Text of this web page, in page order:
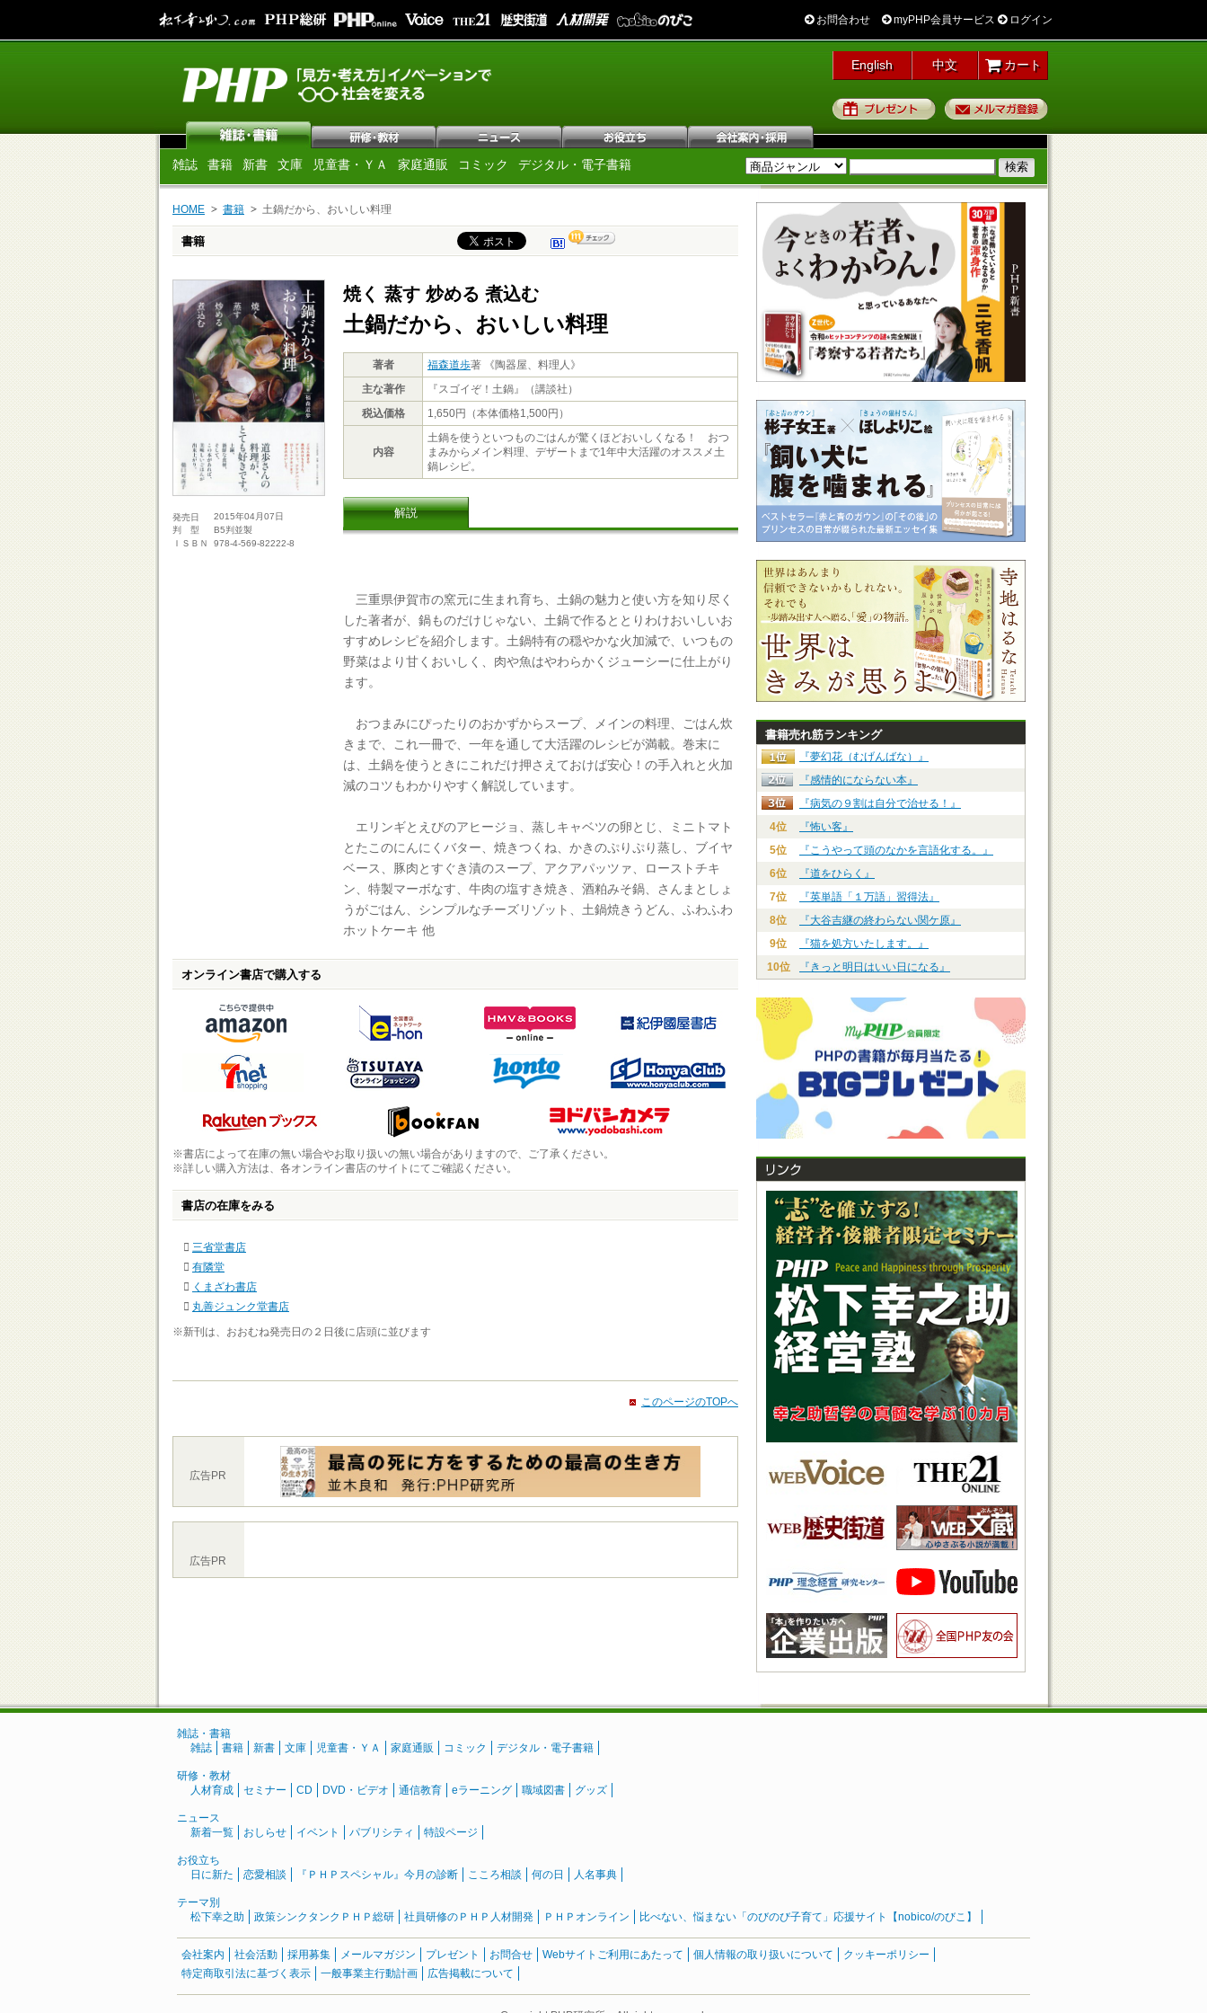
お問合わせ myPHP会員サービス ログイン
English 中文 カート
プレゼント
雑誌 書籍 新書 文庫 児童書・ＹＡ 家庭通販 コミック デジタル・電子書籍
HOME 書籍 土鍋だから、おいしい料理
書籍
発売日
2015年04月07日
判 型
B5判並製
ＩＳＢＮ
978-4-569-82222-8
焼く 蒸す 炒める 煮込む
土鍋だから、おいしい料理
著者 福森道歩著 《陶器屋、料理人》
主な著作
『スゴイぞ！土鍋』（講談社）
税込価格
1,650円（本体価格1,500円）
内容
土鍋を使うといつものごはんが驚くほどおいしくなる！ おつ
まみからメイン料理、デザートまで1年中大活躍のオススメ土
鍋レシピ。
解説
三重県伊賀市の窯元に生まれ育ち、土鍋の魅力と使い方を知り尽く
した著者が、鍋ものだけじゃない、土鍋で作るととりわけおいしいお
すすめレシピを紹介します。土鍋特有の穏やかな火加減で、いつもの
野菜はより甘くおいしく、肉や魚はやわらかくジューシーに仕上がり
ます。
おつまみにぴったりのおかずからスープ、メインの料理、ごはん炊
きまで、これ一冊で、一年を通して大活躍のレシピが満載。巻末に
は、土鍋を使うときにこれだけ押さえておけば安心！の手入れと火加
減のコツもわかりやすく解説しています。
エリンギとえびのアヒージョ、蒸しキャベツの卵とじ、ミニトマト
とたこのにんにくバター、焼きつくね、かきのぷりぷり蒸し、ブイヤ
ベース、豚肉とすぐき漬のスープ、アクアパッツァ、ローストチキ
ン、特製マーボなす、牛肉の塩すき焼き、酒粕みそ鍋、さんまとしょ
うがごはん、シンプルなチーズリゾット、土鍋焼きうどん、ふわふわ
ホットケーキ 他
オンライン書店で購入する
※書店によって在庫の無い場合やお取り扱いの無い場合がありますので、ご了承ください。
※詳しい購入方法は、各オンライン書店のサイトにてご確認ください。
書店の在庫をみる
三省堂書店
有隣堂
くまざわ書店
丸善ジュンク堂書店
※新刊は、おおむね発売日の２日後に店頭に並びます
このページのTOPへ
広告PR
広告PR
書籍売れ筋ランキング
『夢幻花（むげんばな）』
『感情的にならない本』
『病気の９割は自分で治せる！』
4位
『怖い客』
5位
『こうやって頭のなかを言語化する。』
6位
『道をひらく』
7位
『英単語「１万語」習得法』
8位
『大谷吉継の終わらない関ケ原』
9位
『猫を処方いたします。』
10位
『きっと明日はいい日になる』
雑誌・書籍
雑誌
書籍 新書 文庫 児童書・ＹＡ 家庭通販 コミック デジタル・電子書籍
研修・教材
人材育成
セミナー CD DVD・ビデオ 通信教育 eラーニング 職域図書 グッズ
ニュース
新着一覧
おしらせ イベント パブリシティ 特設ページ
お役立ち
日に新た
恋愛相談 『ＰＨＰスペシャル』今月の診断 こころ相談 何の日 人名事典
テーマ別
松下幸之助
政策シンクタンクＰＨＰ総研 社員研修のＰＨＰ人材開発 ＰＨＰオンライン 比べない、悩まない「のびのび子育て」応援サイト【nobico/のびこ】
会社案内 社会活動 採用募集 メールマガジン プレゼント お問合せ Webサイトご利用にあたって 個人情報の取り扱いについて
クッキーポリシー
特定商取引法に基づく表示
一般事業主行動計画 広告掲載について